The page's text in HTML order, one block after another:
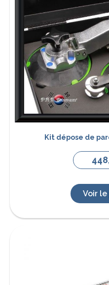
Kit dépose de
Voir